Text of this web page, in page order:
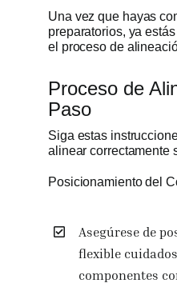
Una vez que hayas
preparatorios, ya
el proceso de
Proceso de
Paso
Siga estas
alinear correctamente
Posicionamiento del
Asegúrese de
flexible
componentes